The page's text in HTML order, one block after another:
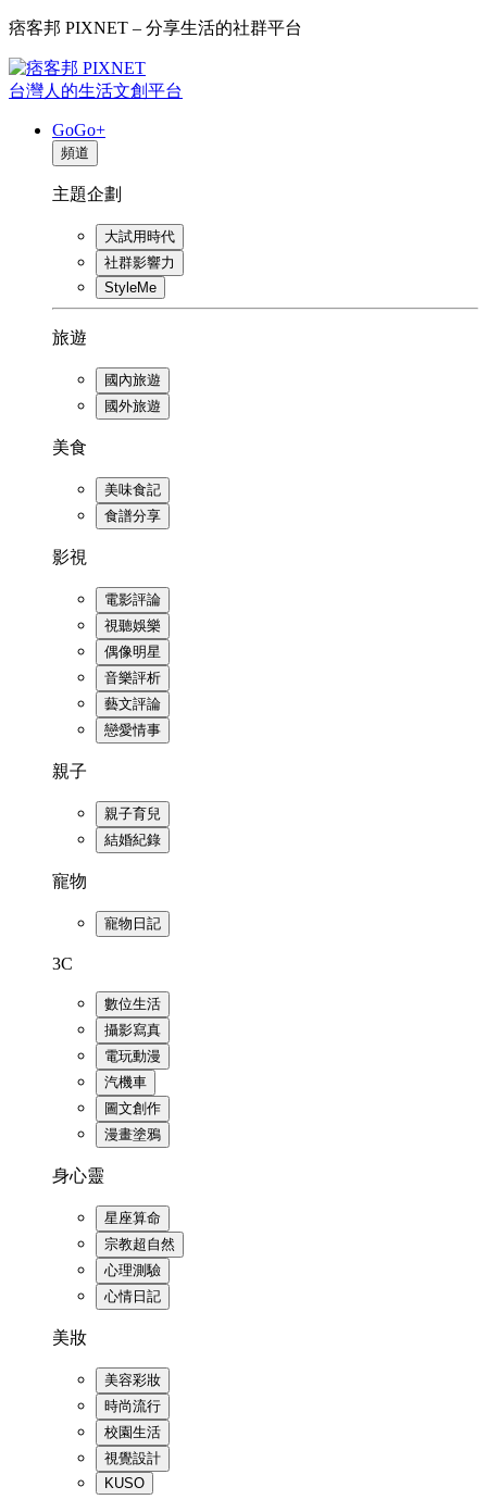
痞客邦 PIXNET – 分享生活的社群平台
台灣人的生活文創平台
GoGo+
頻道
主題企劃
大試用時代
社群影響力
StyleMe
旅遊
國內旅遊
國外旅遊
美食
美味食記
食譜分享
影視
電影評論
視聽娛樂
偶像明星
音樂評析
藝文評論
戀愛情事
親子
親子育兒
結婚紀錄
寵物
寵物日記
3C
數位生活
攝影寫真
電玩動漫
汽機車
圖文創作
漫畫塗鴉
身心靈
星座算命
宗教超自然
心理測驗
心情日記
美妝
美容彩妝
時尚流行
校園生活
視覺設計
KUSO